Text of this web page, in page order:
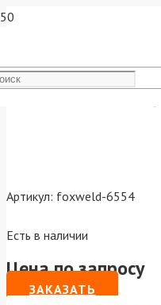
Блок
Артикул: foxweld-6554
Есть в наличии
Цена по запросу
ЗАКАЗАТЬ